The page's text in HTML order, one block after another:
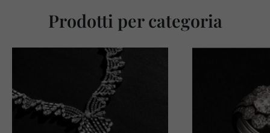
Prodotti per categoria